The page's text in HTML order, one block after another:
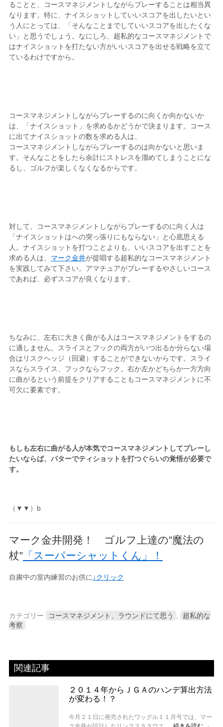
ることと、コースマネジメントしながらプレーすることは相当異
なります。特に、ナイスショットしていいスコアを出したいとい
う人にとっては、「そんなことまでしていいスコアを出したくな
い」と思うでしょう。なにしろ、超私的なコースマネジメントで
はナイスショットを打たない方がいいスコアを出せる戦略を立て
ているわけですから。
コースマネジメントしながらプレーするのに向くか向かないか
は、「ナイスショット」を求めるかどうかで決まります。コース
に出てナイスショットの数を求める人は、
コースマネジメントしながらプレーするのは向かないと思いま
す。そんなことをしたら余計にストレスを溜めてしまうことにな
るし、ゴルフが楽しくなくなるからです。
対して、コースマネジメントしながらプレーするのに向く人は
「ナイスショットはへの突っ張りにもならない」と心底思える
人。ナイスショットを打つことよりも、いいスコアを出すことを
求める人は、 マーク金井が提唱する超私的なコースマネジメント
を実践してみて下さい。アマチュアがプレーするやさしいコース
であれば、必ずスコアが良くなります。
ちなみに、左右に大きく曲がる人はコースマネジメントをするの
に適しません。スライスとフックの両方がいつ出るか分らない場
合はリスクヘッジ（回避）することができないからです。スライ
スならスライス、フックならフック。右か左かどちらか一方方向
に曲がるという前提をクリアすることもコースマネジメントに不
可欠に要素です。
もしも左右に曲がる人が本気でコースマネジメントしてプレーし
たいならば、パターでティショットを打つぐらいの覚悟が必要で
す。
（▼▼）b
マーク金井開発！ ゴルフ上達の”魔法の
杖”「スーパーシャットくん」！
自粛中の室内練習のお供に ↓クリック
カテゴリー コースマネジメント、ラウンドにて思う
超私的な
考察
関連記事
２０１４年からＪＧＡのハンデ算出方法
が変わる！？
今月２１日に発売されたワッグル１１月号では、マー